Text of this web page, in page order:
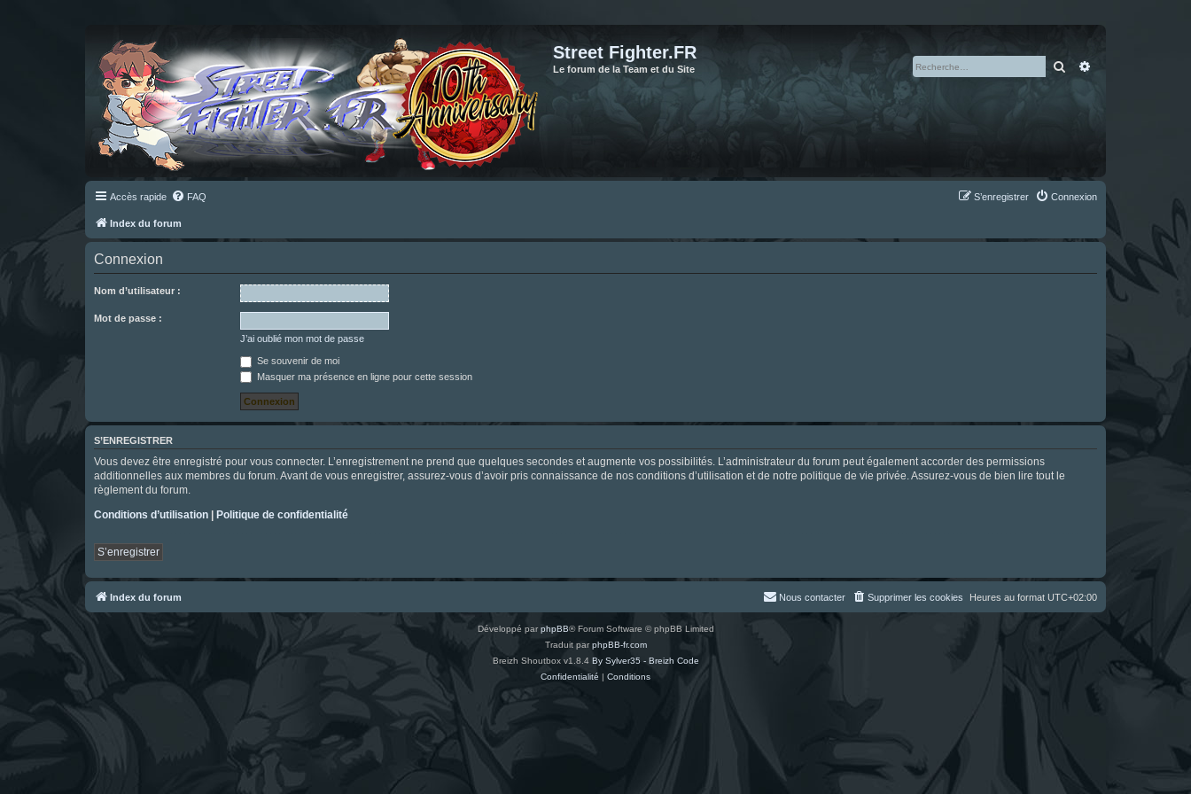
Street Fighter.FR
Le forum de la Team et du Site Rechercher
Accès rapide FAQ Connexion
S’enregistrer
Index du forum
Connexion
Nom d’utilisateur :
Mot de passe :
J’ai oublié mon mot de passe
Se souvenir de moi
Masquer ma présence en ligne pour cette session
S’ENREGISTRER
Vous devez être enregistré pour vous connecter. L’enregistrement ne prend que quelques secondes et augmente vos possibilités. L’administrateur du forum peut également accorder des permissions
additionnelles aux membres du forum. Avant de vous enregistrer, assurez-vous d’avoir pris connaissance de nos conditions d’utilisation et de notre politique de vie privée. Assurez-vous de bien lire tout le
règlement du forum.
Conditions d’utilisation | Politique de confidentialité
S’enregistrer
Index du forum Heures au format UTC+02:00
Supprimer les cookies
Nous contacter
Développé par phpBB® Forum Software © phpBB Limited
Traduit parphpBB-fr.com
Breizh Shoutbox v1.8.4 By Sylver35 - Breizh Code
Confidentialité | Conditions